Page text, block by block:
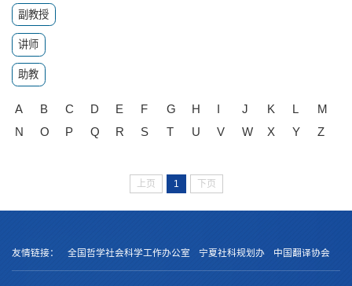
副教授
讲师
助教
A B C D E F G H J K L
M
N
O P Q R S T U V W X Y Z
上页 1 下页
友情链接： 全国哲学社会科学工作办公室 宁夏社科规划办 中国翻译协会